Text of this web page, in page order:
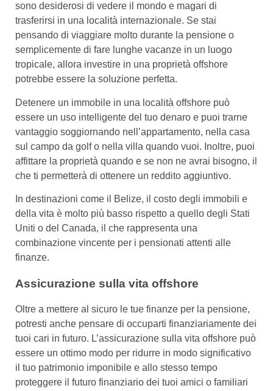
sono desiderosi di vedere il mondo e magari di
trasferirsi in una località internazionale. Se stai
pensando di viaggiare molto durante la pensione o
semplicemente di fare lunghe vacanze in un luogo
tropicale, allora investire in una proprietà offshore
potrebbe essere la soluzione perfetta.
Detenere un immobile in una località offshore può
essere un uso intelligente del tuo denaro e puoi trarne
vantaggio soggiornando nell’appartamento, nella casa
sul campo da golf o nella villa quando vuoi. Inoltre, puoi
affittare la proprietà quando e se non ne avrai bisogno, il
che ti permetterà di ottenere un reddito aggiuntivo.
In destinazioni come il Belize, il costo degli immobili e
della vita è molto più basso rispetto a quello degli Stati
Uniti o del Canada, il che rappresenta una
combinazione vincente per i pensionati attenti alle
finanze.
Assicurazione sulla vita offshore
Oltre a mettere al sicuro le tue finanze per la pensione,
potresti anche pensare di occuparti finanziariamente dei
tuoi cari in futuro. L’assicurazione sulla vita offshore può
essere un ottimo modo per ridurre in modo significativo
il tuo patrimonio imponibile e allo stesso tempo
proteggere il futuro finanziario dei tuoi amici o familiari